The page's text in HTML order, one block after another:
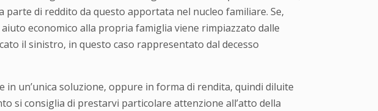
parte di reddito da questo apportata nel nucleo familiare. Se,
economico alla propria famiglia viene rimpiazzato dalle
il sinistro, in questo caso rappresentato dal decesso
un’unica soluzione, oppure in forma di rendita, quindi diluite
si consiglia di prestarvi particolare attenzione all’atto della